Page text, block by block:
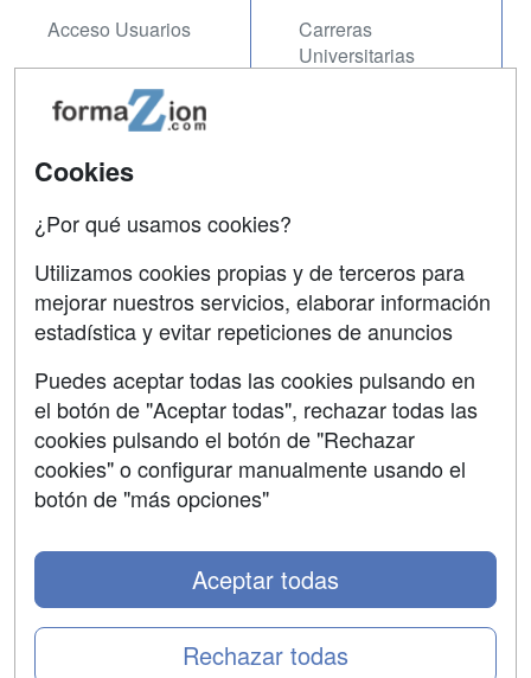
Acceso Usuarios
Acceso Centros
Carreras
Universitarias
Contactar
Confidencialidad
Aviso legal
Copyleft
Grupo formazion:
Cookies
¿Por qué usamos cookies?
Utilizamos cookies propias y de terceros para
mejorar nuestros servicios, elaborar información
estadística y evitar repeticiones de anuncios
Puedes aceptar todas las cookies pulsando en
el botón de "Aceptar todas", rechazar todas las
cookies pulsando el botón de "Rechazar
cookies" o configurar manualmente usando el
botón de "más opciones"
Rechazar todas
Aceptar todas